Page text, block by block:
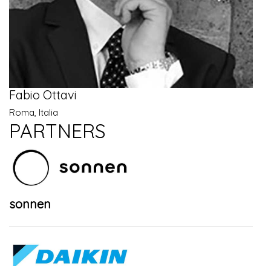
Fabio Ottavi
Roma, Italia
PARTNERS
sonnen